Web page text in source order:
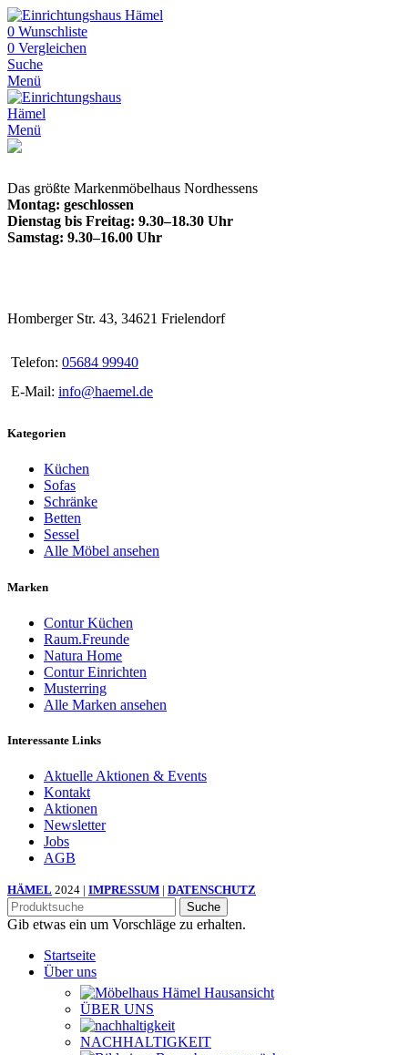
0 Wunschliste
0 Vergleichen
Suche
Menü
Menü
Das größte Markenmöbelhaus Nordhessens
Montag: geschlossen
Dienstag bis Freitag: 9.30–18.30 Uhr
Samstag: 9.30–16.00 Uhr
Homberger Str. 43, 34621 Frielendorf
Telefon: 05684 99940
E-Mail: info@haemel.de
Kategorien
Küchen
Sofas
Schränke
Betten
Sessel
Alle Möbel ansehen
Marken
Contur Küchen
Raum.Freunde
Natura Home
Contur Einrichten
Musterring
Alle Marken ansehen
Interessante Links
Aktuelle Aktionen & Events
Kontakt
Aktionen
Newsletter
Jobs
AGB
HÄMEL 2024 | IMPRESSUM | DATENSCHUTZ
Suche
Gib etwas ein um Vorschläge zu erhalten.
Startseite
Über uns
ÜBER UNS
NACHHALTIGKEIT